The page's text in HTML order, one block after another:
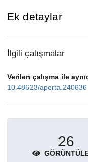
Ek detaylar
İlgili çalışmalar
Verilen çalışma ile
10.48623/aperta.240636
26